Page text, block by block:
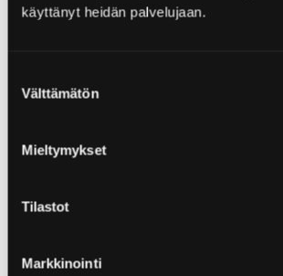
käyttänyt heidän palvelujaan.
valinta
Välttämätön
Mieltymykset
Tilastot
Markkinointi